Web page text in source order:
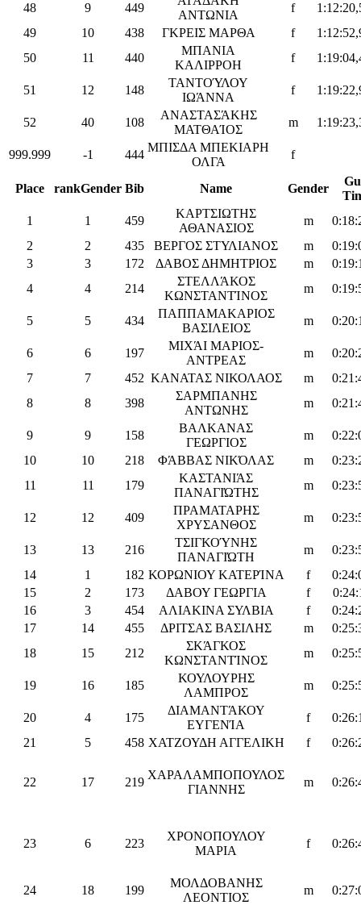
48 9 449
ΑΝΤΩΝΙΑ
f
49
10 438 ΓΚΡΕΙΣ ΜΑΡΘΑ f
50
11 440
ΜΠΑΝΙΑ
ΚΑΛΙΡΡΟΗ
f
51 12 148
ΤΑΝΤΟΎΛΟΥ
ΙΩΆΝΝΑ
f
52 40 108
ΑΝΑΣΤΑΣΆΚΗΣ
ΜΑΤΘΑΊΟΣ
m
999.999 -1 444
ΜΠΙΣΔΑ ΜΠΕΚΙΑΡΗ
ΟΛΓΑ
f
Place rankGender Bib Name Gender
1
1 459
ΚΑΡΤΣΙΩΤΗΣ
ΑΘΑΝΑΣΙΟΣ
m
2
2 435 ΒΕΡΓΟΣ ΣΤΥΛΙΑΝΟΣ m
3
3 172 ΔΑΒΟΣ ΔΗΜΗΤΡΙΟΣ m
4
4 214
ΣΤΕΛΛΆΚΟΣ
ΚΩΝΣΤΑΝΤΊΝΟΣ
m
5 5 434
ΠΑΠΠΑΜΑΚΑΡΙΟΣ
ΒΑΣΙΛΕΙΟΣ
m
6 6 197
ΜΙΧΆΙ ΜΑΡΙΟΣ-
ΑΝΤΡΕΑΣ
m
7
7 452 ΚΑΝΑΤΑΣ ΝΙΚΟΛΑΟΣ m
8
8 398
ΣΑΡΜΠΑΝΗΣ
ΑΝΤΩΝΗΣ
m
9 9 158
ΒΑΛΚΑΝΑΣ
ΓΕΩΡΓΙΟΣ
m
10
10 218 ΦΆΒΒΑΣ ΝΙΚΌΛΑΣ m
11
11 179
ΚΑΣΤΑΝΙΆΣ
ΠΑΝΑΓΙΏΤΗΣ
m
12 12 409
ΠΡΑΜΑΤΑΡΗΣ
ΧΡΥΣΑΝΘΟΣ
m
13 13 216
ΤΣΙΓΚΟΎΝΗΣ
ΠΑΝΑΓΙΏΤΗ
m
14
1 182 ΚΟΡΩΝΙΟΥ ΚΑΤΕΡΊΝΑ f
15
2 173 ΔΑΒΟΥ ΓΕΩΡΓΙΑ f
16
3 454 ΑΛΙΑΚΙΝΑ ΣΥΛΒΙΑ f
17
14 455 ΔΡΙΤΣΑΣ ΒΑΣΙΛΗΣ m
18
15 212
ΣΚΆΓΚΟΣ
ΚΩΝΣΤΑΝΤΊΝΟΣ
m
19 16 185
ΚΟΥΛΟΥΡΗΣ
ΛΑΜΠΡΟΣ
m
20 4 175
ΔΙΑΜΑΝΤΆΚΟΥ
ΕΥΓΕΝΊΑ
f
21
5 458 ΧΑΤΖΟΥΔΗ ΑΓΓΕΛΙΚΗ f
22 17 219
ΧΑΡΑΛΑΜΠΟΠΟΥΛΟΣ
ΓΙΑΝΝΗΣ
m
23 6 223
ΧΡΟΝΟΠΟΥΛΟΥ
ΜΑΡΙΑ
f
24 18 199
ΜΟΛΔΟΒΑΝΗΣ
ΛΕΟΝΤΙΟΣ
m